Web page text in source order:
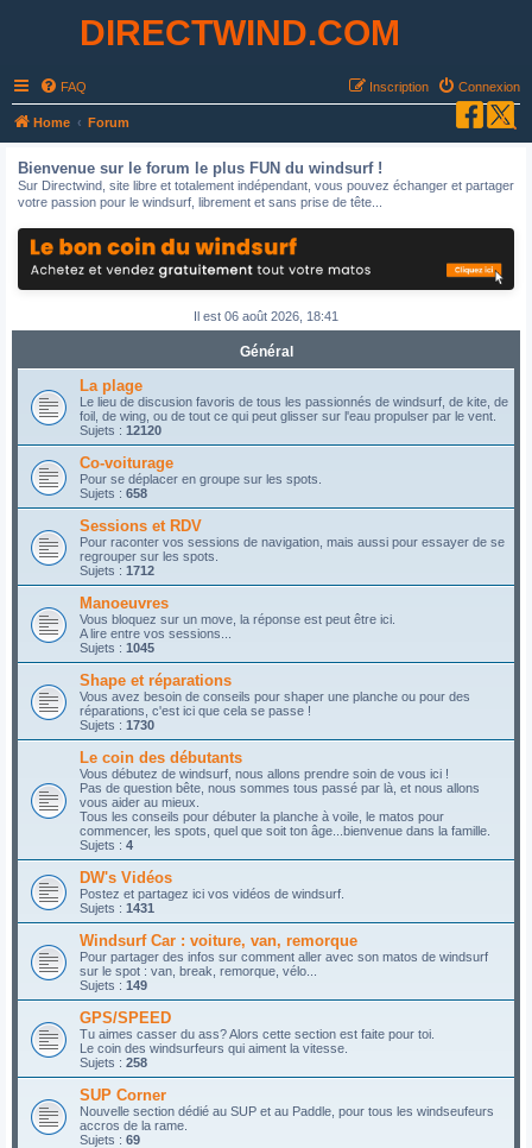
DIRECTWIND.COM
FAQ Connexion
Inscription
Home Forum
Bienvenue sur le forum le plus FUN du windsurf !
Sur Directwind, site libre et totalement indépendant, vous pouvez échanger et partager
votre passion pour le windsurf, librement et sans prise de tête...
Il est 06 août 2026, 18:41
Général
La plage
Le lieu de discusion favoris de tous les passionnés de windsurf, de kite, de
foil, de wing, ou de tout ce qui peut glisser sur l'eau propulser par le vent.
Sujets : 12120
Co-voiturage
Pour se déplacer en groupe sur les spots.
Sujets : 658
Sessions et RDV
Pour raconter vos sessions de navigation, mais aussi pour essayer de se
regrouper sur les spots.
Sujets : 1712
Manoeuvres
Vous bloquez sur un move, la réponse est peut être ici.
A lire entre vos sessions...
Sujets : 1045
Shape et réparations
Vous avez besoin de conseils pour shaper une planche ou pour des
réparations, c'est ici que cela se passe !
Sujets : 1730
Le coin des débutants
Vous débutez de windsurf, nous allons prendre soin de vous ici !
Pas de question bête, nous sommes tous passé par là, et nous allons
vous aider au mieux.
Tous les conseils pour débuter la planche à voile, le matos pour
commencer, les spots, quel que soit ton âge...bienvenue dans la famille.
Sujets : 4
DW's Vidéos
Postez et partagez ici vos vidéos de windsurf.
Sujets : 1431
Windsurf Car : voiture, van, remorque
Pour partager des infos sur comment aller avec son matos de windsurf
sur le spot : van, break, remorque, vélo...
Sujets : 149
GPS/SPEED
Tu aimes casser du ass? Alors cette section est faite pour toi.
Le coin des windsurfeurs qui aiment la vitesse.
Sujets : 258
SUP Corner
Nouvelle section dédié au SUP et au Paddle, pour tous les windseufeurs
accros de la rame.
Sujets : 69